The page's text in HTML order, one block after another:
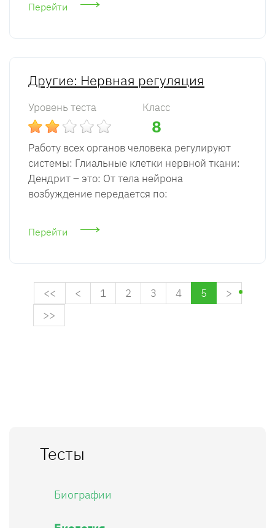
Перейти
Другие: Нервная регуляция
Уровень теста Класс
8
Работу всех органов человека регулируют
системы: Глиальные клетки нервной ткани:
Дендрит – это: От тела нейрона
возбуждение передается по:
Перейти
<< < 1 2 3 4 5
>
>>
Тесты
Биографии